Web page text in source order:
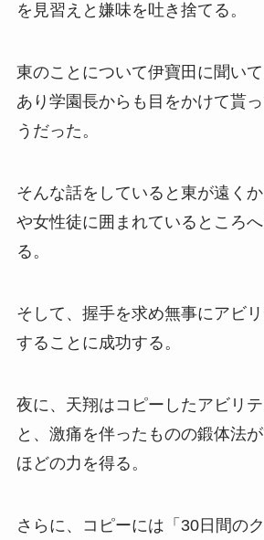
を見習えと嫌味を吐き捨てる。
東のことについて伊寶田に聞い
あり学園長からも目をかけて貰
うだった。
そんな話をしていると東が遠く
や女性徒に囲まれているところ
る。
そして、握手を求め無事にアビ
することに成功する。
夜に、天翔はコピーしたアビリ
と、激痛を伴ったものの鍛体法
ほどの力を得る。
さらに、コピーには「30日間の